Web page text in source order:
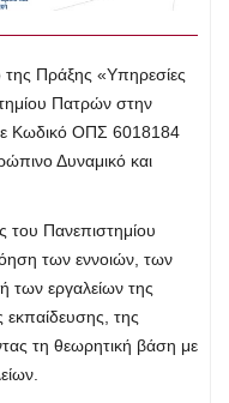
της Πράξης «Υπηρεσίες
Πατρών στην
Κωδικό ΟΠΣ 6018184
Δυναμικό και
του Πανεπιστημίου
των εννοιών, των
των εργαλείων της
της
τη θεωρητική βάση με